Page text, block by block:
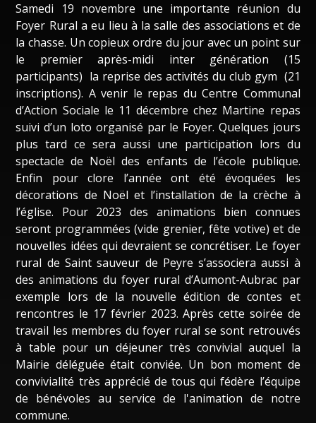
Samedi 19 novembre une importante réunion du
Foyer Rural a eu lieu à la salle des associations et de
la chasse. Un copieux ordre du jour avec un point sur
le premier après-midi inter génération (15
participants) la reprise des activités du club gym (21
inscriptions). A venir le repas du Centre Communal
d’Action Sociale le 11 décembre chez Martine repas
suivi d’un loto organisé par le Foyer. Quelques jours
plus tard ce sera aussi une participation lors du
spectacle de Noël des enfants de l’école publique.
Enfin pour clore l’année ont été évoquées les
décorations de Noël et l’installation de la crèche à
l’église. Pour 2023 des animations bien connues
seront programmées (vide grenier, fête votive) et de
nouvelles idées qui devraient se concrétiser. Le foyer
rural de Saint sauveur de Peyre s’associera aussi à
des animations du foyer rural d’Aumont-Aubrac par
exemple lors de la nouvelle édition de contes et
rencontres le 17 février 2023. Après cette soirée de
travail les membres du foyer rural se sont retrouvés
à table pour un déjeuner très convivial auquel la
Mairie déléguée était conviée. Un bon moment de
convivialité très apprécié de tous qui fédère l’équipe
de bénévoles au service de l'animation de notre
commune.